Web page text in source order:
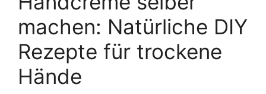
machen: Natürliche DIY
Rezepte für trockene
Hände